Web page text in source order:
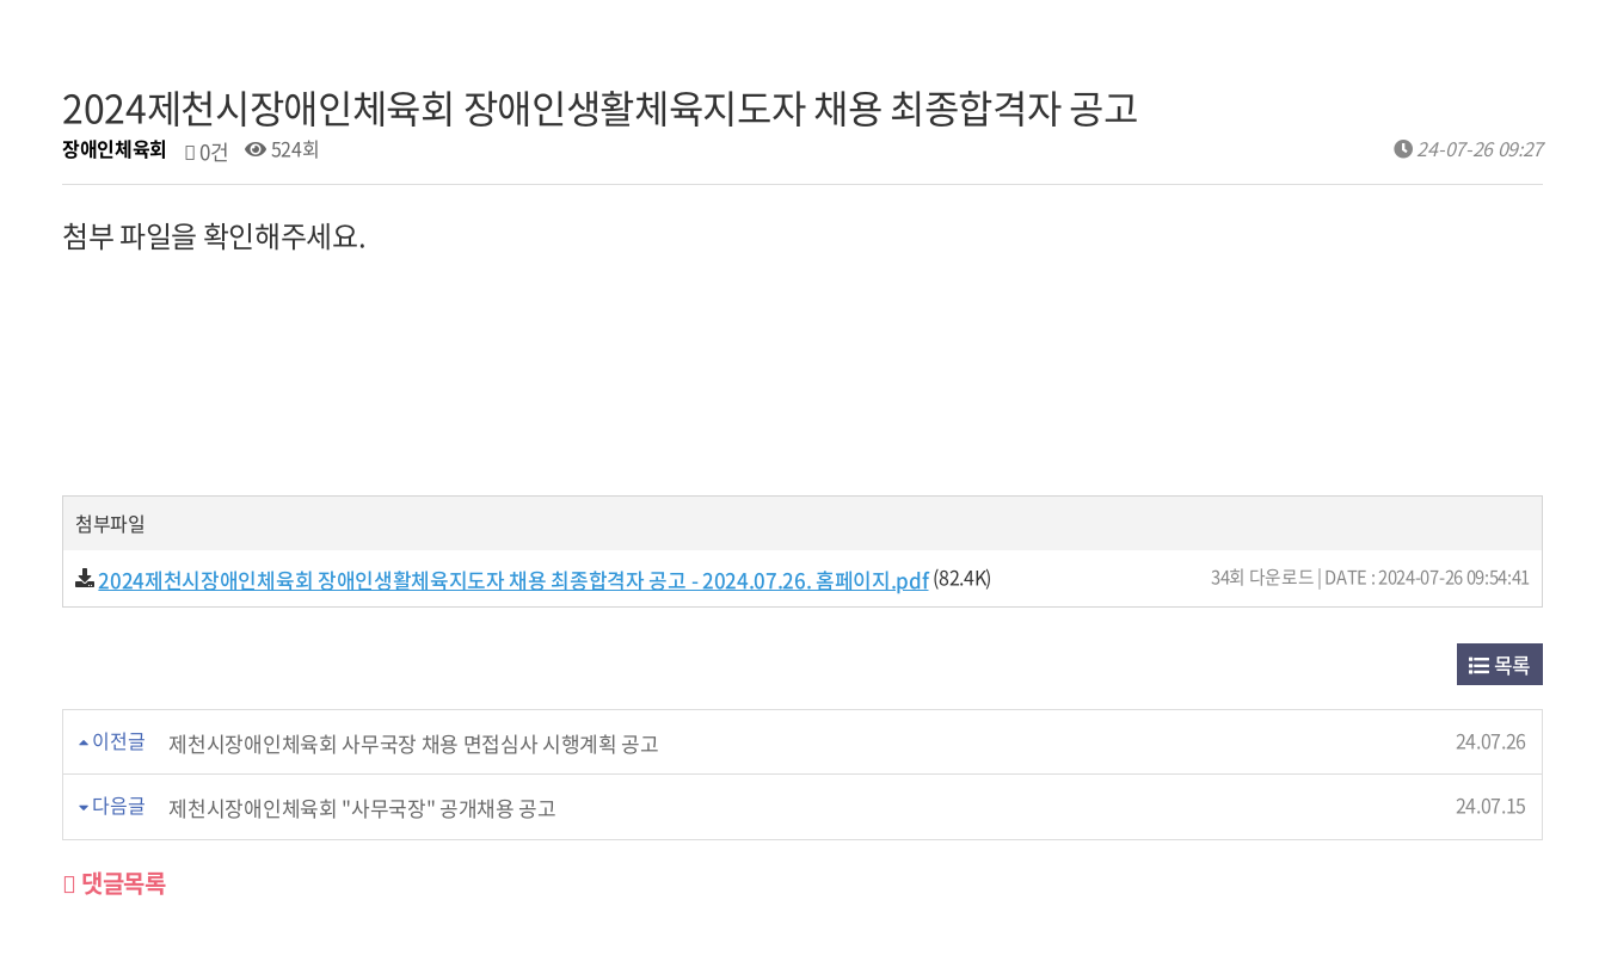
2024제천시장애인체육회 장애인생활체육지도자 채용 최종합격자 공고
장애인체육회 0건 524회 24-07-26 09:27
첨부 파일을 확인해주세요.
첨부파일
2024제천시장애인체육회 장애인생활체육지도자 채용 최종합격자 공고 - 2024.07.26. 홈페이지.pdf(82.4K) 34회 다운로드 | DATE : 2024-07-26 09:54:41
목록
이전글 제천시장애인체육회 사무국장 채용 면접심사 시행계획 공고 24.07.26
다음글 제천시장애인체육회 "사무국장" 공개채용 공고 24.07.15
댓글목록